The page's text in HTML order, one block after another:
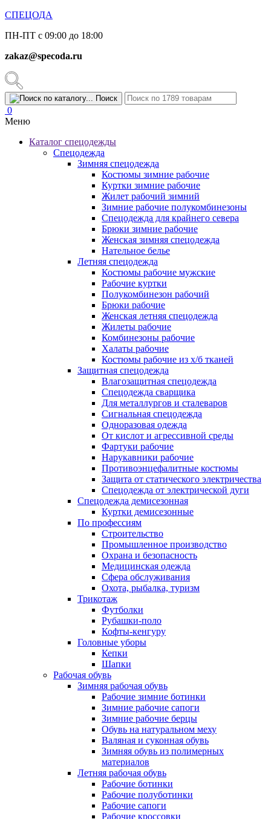
СПЕЦОДА
ПН-ПТ с 09:00 до 18:00
zakaz@specoda.ru
Поиск
0
Меню
Каталог спецодежды
Спецодежда
Зимняя спецодежда
Костюмы зимние рабочие
Куртки зимние рабочие
Жилет рабочий зимний
Зимние рабочие полукомбинезоны
Спецодежда для крайнего севера
Брюки зимние рабочие
Женская зимняя спецодежда
Нательное белье
Летняя спецодежда
Костюмы рабочие мужские
Рабочие куртки
Полукомбинезон рабочий
Брюки рабочие
Женская летняя спецодежда
Жилеты рабочие
Комбинезоны рабочие
Халаты рабочие
Костюмы рабочие из х/б тканей
Защитная спецодежда
Влагозащитная спецодежда
Спецодежда сварщика
Для металлургов и сталеваров
Сигнальная спецодежда
Одноразовая одежда
От кислот и агрессивной среды
Фартуки рабочие
Нарукавники рабочие
Противоэнцефалитные костюмы
Защита от статического электричества
Спецодежда от электрической дуги
Спецодежда демисезонная
Куртки демисезонные
По профессиям
Строительство
Промышленное производство
Охрана и безопасность
Медицинская одежда
Сфера обслуживания
Охота, рыбалка, туризм
Трикотаж
Футболки
Рубашки-поло
Кофты-кенгуру
Головные уборы
Кепки
Шапки
Рабочая обувь
Зимняя рабочая обувь
Рабочие зимние ботинки
Зимние рабочие сапоги
Зимние рабочие берцы
Обувь на натуральном меху
Валяная и суконная обувь
Зимняя обувь из полимерных
материалов
Летняя рабочая обувь
Рабочие ботинки
Рабочие полуботинки
Рабочие сапоги
Рабочие кроссовки